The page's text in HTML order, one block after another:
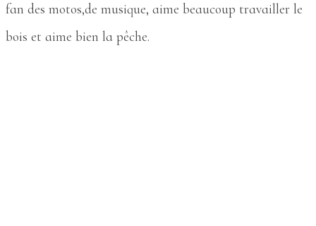
fan des motos,de musique, aime beaucoup travailler le
bois et aime bien la pêche.